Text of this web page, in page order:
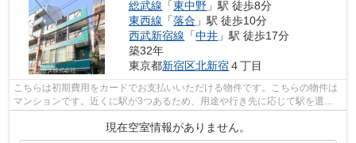
総武線 「東中野 」駅 徒歩8分
東西線 「落合 」駅 徒歩10分
西武新宿線 「中井 」駅 徒歩17分
築32年
東京都新宿区北新宿４丁目
こちらは初期費用をカードでお支払いいただける物件です。こちらの物件は
マンションです。近くに駅が3つあるため、用途や行き先に応じて駅を選べ
現在空室情報がありません。